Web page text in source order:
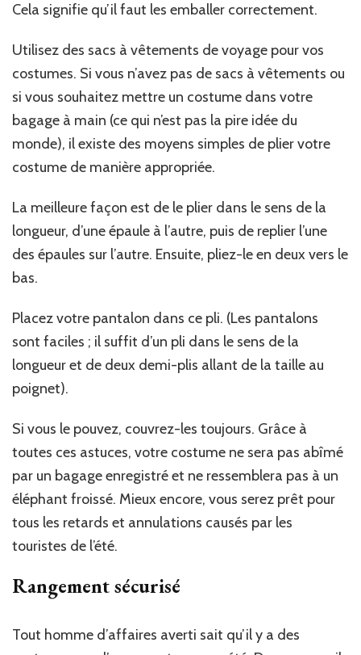
Cela signifie qu’il faut les emballer correctement.
Utilisez des sacs à vêtements de voyage pour vos
costumes. Si vous n’avez pas de sacs à vêtements ou
si vous souhaitez mettre un costume dans votre
bagage à main (ce qui n’est pas la pire idée du
monde), il existe des moyens simples de plier votre
costume de manière appropriée.
La meilleure façon est de le plier dans le sens de la
longueur, d’une épaule à l’autre, puis de replier l’une
des épaules sur l’autre. Ensuite, pliez-le en deux vers le
bas.
Placez votre pantalon dans ce pli. (Les pantalons
sont faciles ; il suffit d’un pli dans le sens de la
longueur et de deux demi-plis allant de la taille au
poignet).
Si vous le pouvez, couvrez-les toujours. Grâce à
toutes ces astuces, votre costume ne sera pas abîmé
par un bagage enregistré et ne ressemblera pas à un
éléphant froissé. Mieux encore, vous serez prêt pour
tous les retards et annulations causés par les
touristes de l’été.
Rangement sécurisé
Tout homme d’affaires averti sait qu’il y a des